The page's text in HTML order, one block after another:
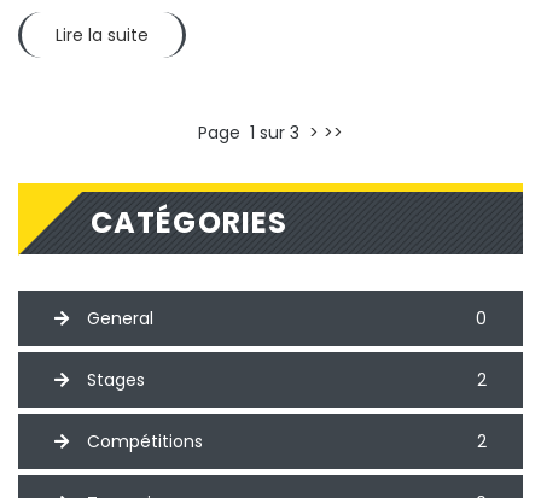
Lire la suite
Page 1 sur 3 > >>
CATÉGORIES
General 0
Stages 2
Compétitions 2